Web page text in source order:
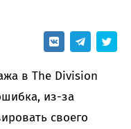
в The Division
из-за
своего